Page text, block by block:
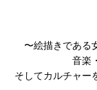
〜絵描きである
音楽
そしてカルチャー